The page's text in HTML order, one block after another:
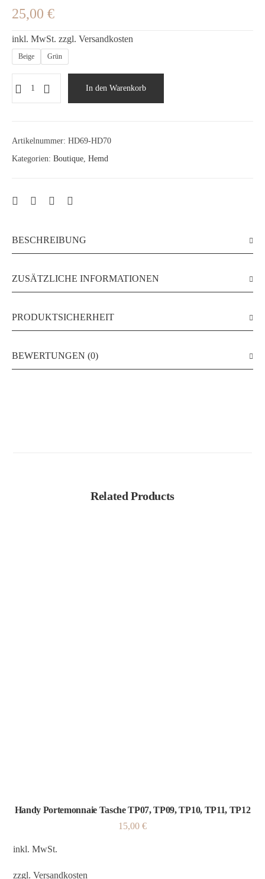
25,00 €
inkl. MwSt. zzgl. Versandkosten
Beige Grün
In den Warenkorb
Artikelnummer: HD69-HD70
Kategorien: Boutique, Hemd
BESCHREIBUNG
ZUSÄTZLICHE INFORMATIONEN
PRODUKTSICHERHEIT
BEWERTUNGEN (0)
Related Products
Handy Portemonnaie Tasche TP07, TP09, TP10, TP11, TP12
15,00 €
inkl. MwSt.
zzgl.Versandkosten